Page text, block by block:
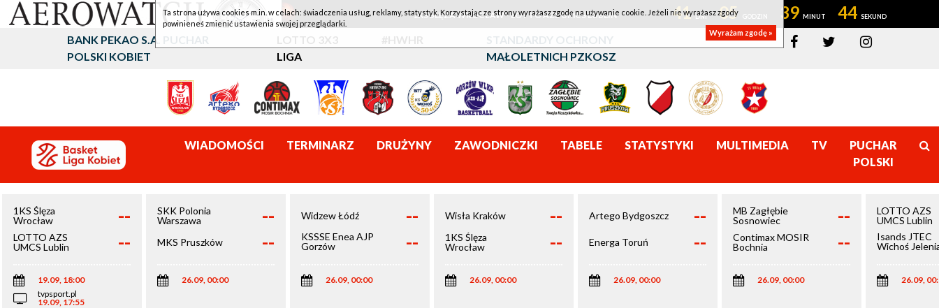
1KS ŚLĘZA WROCŁAW - LOTTO AZS UMCS LUBLIN 41 05 39 43
BANK PEKAO S.A. PUCHAR
POLSKI KOBIET
LOTTO 3X3
LIGA
#HWHR
STANDARDY OCHRONY
MAŁOLETNICH PZKOSZ
WIADOMOŚCI TERMINARZ DRUŻYNY ZAWODNICZKI TABELE STATYSTYKI MULTIMEDIA TV
PUCHAR
POLSKI
1KS Ślęza
Wrocław
--
LOTTO AZS
UMCS Lublin
--
19.09, 18:00
tvpsport.pl
19.09, 17:55
SKK Polonia
Warszawa
--
MKS Pruszków --
26.09, 00:00
Widzew Łódź --
KSSSE Enea AJP
Gorzów
--
26.09, 00:00
Wisła Kraków --
1KS Ślęza
Wrocław
--
26.09, 00:00
Artego Bydgoszcz --
Energa Toruń --
26.09, 00:00
MB Zagłębie
Sosnowiec
--
Contimax MOSIR
Bochnia
--
26.09, 00:00
LOTTO AZS
UMCS Lublin
Isands JTEC
Wichoś
26.09,
Ta strona używa cookies m.in. w celach: świadczenia usług, reklamy, statystyk. Korzystając ze strony wyrażasz zgodę na używanie cookie. Jeżeli nie wyrażasz zgody
powinieneś zmienić ustawienia swojej przeglądarki.
Wyrażam zgodę »